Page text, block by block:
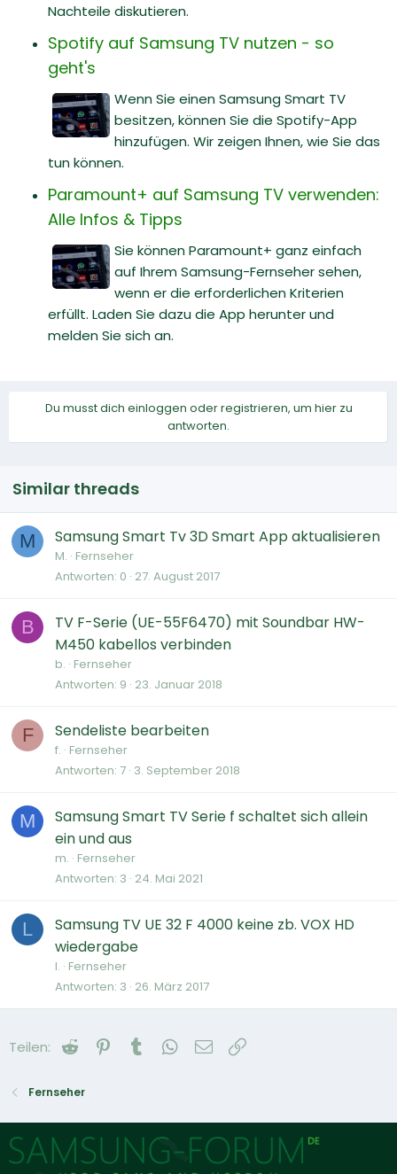
Nachteile diskutieren.
Spotify auf Samsung TV nutzen - so
geht's
Wenn Sie einen Samsung Smart TV
besitzen, können Sie die Spotify-App
hinzufügen. Wir zeigen Ihnen, wie Sie das
tun können.
Paramount+ auf Samsung TV verwenden:
Alle Infos & Tipps
Sie können Paramount+ ganz einfach
auf Ihrem Samsung-Fernseher sehen,
wenn er die erforderlichen Kriterien
erfüllt. Laden Sie dazu die App herunter und
melden Sie sich an.
Du musst dich einloggen oder registrieren, um hier zu
antworten.
Similar threads
M Samsung Smart Tv 3D Smart App aktualisieren
M. Fernseher
Antworten 0 27. August 2017
B
TV F-Serie (UE-55F6470) mit Soundbar HW-
M450 kabellos verbinden
b. Fernseher
Antworten 9 23. Januar 2018
F Sendeliste bearbeiten
f. Fernseher
Antworten 7 3. September 2018
M
Samsung Smart TV Serie f schaltet sich allein
ein und aus
m. Fernseher
Antworten 3 24. Mai 2021
L
Samsung TV UE 32 F 4000 keine zb. VOX HD
wiedergabe
l. Fernseher
Antworten 3 26. März 2017
Teilen: Reddit Pinterest
Tumblr WhatsApp
E-Mail
Fernseher